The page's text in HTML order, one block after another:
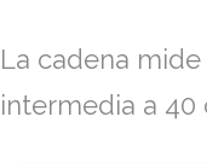
La cadena
intermedia a 40